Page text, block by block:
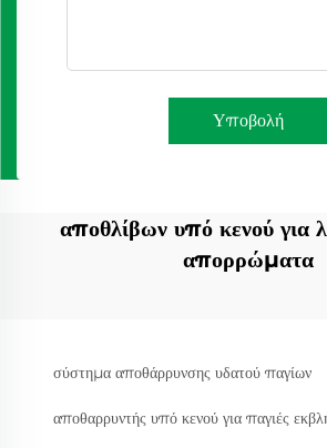
Υποβολή
αποθλίβων υπό κενού για
απορρώματα
σύστημα αποθάρρυνσης υδατού παγίων
αποθαρρυντής υπό κενού για παγιές